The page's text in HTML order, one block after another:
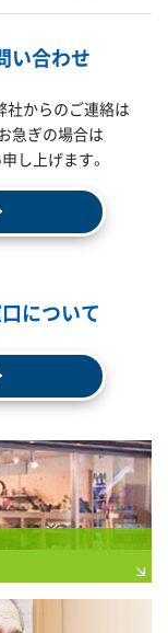
い合わせ
社からのご連絡は
急ぎの場合は
し上げます。
について